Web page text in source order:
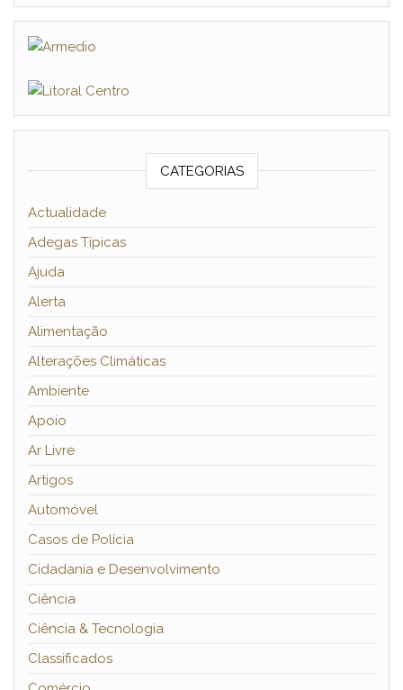
CATEGORIAS
Actualidade
Adegas Típicas
Ajuda
Alerta
Alimentação
Alterações Climáticas
Ambiente
Apoio
Ar Livre
Artigos
Automóvel
Casos de Polícia
Cidadania e Desenvolvimento
Ciência
Ciência & Tecnologia
Classificados